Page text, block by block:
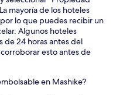
mayoría de los hoteles
lo que puedes recibir un
Algunos hoteles
de 24 horas antes del
esto antes de
en Mashike?